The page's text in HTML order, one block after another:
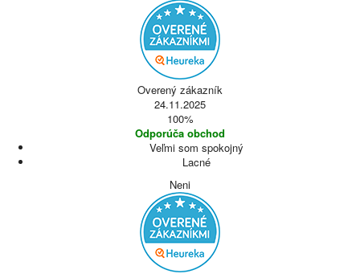
Overený zákazník
24.11.2025
100%
Odporúča obchod
Veľmi som spokojný
Lacné
Neni